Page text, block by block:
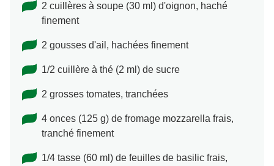
2 cuillères à soupe (30 ml) d'oignon, haché
finement
2 gousses d'ail, hachées finement
1/2 cuillère à thé (2 ml) de sucre
2 grosses tomates, tranchées
4 onces (125 g) de fromage mozzarella frais,
tranché finement
1/4 tasse (60 ml) de feuilles de basilic frais,